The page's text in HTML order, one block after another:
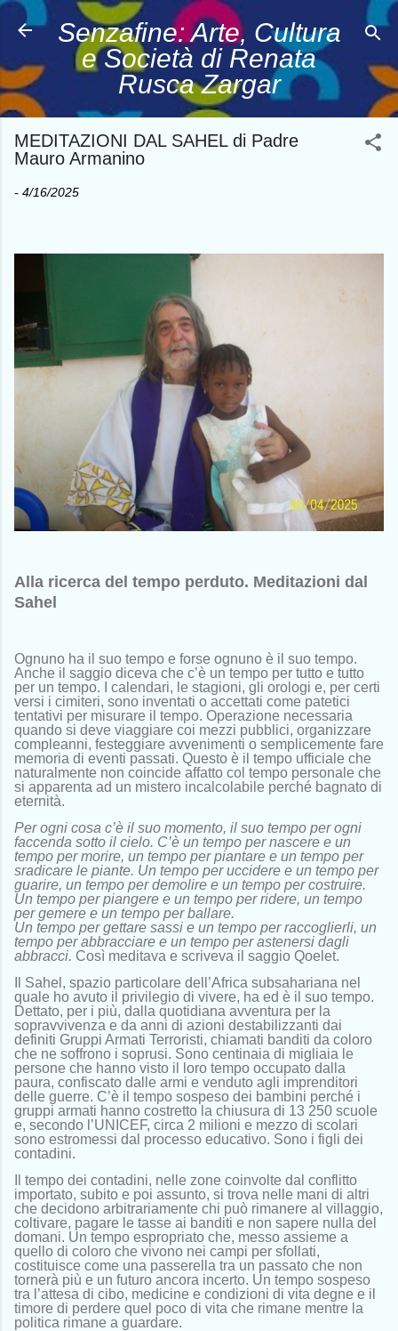
Passa ai contenuti principali
Senzafine: Arte, Cultura
e Società di Renata
Rusca Zargar
MEDITAZIONI DAL SAHEL di Padre
Mauro Armanino
- 4/16/2025
Alla ricerca del tempo perduto. Meditazioni dal
Sahel
Ognuno ha il suo tempo e forse ognuno è il suo tempo.
Anche il saggio diceva che c’è un tempo per tutto e tutto
per un tempo. I calendari, le stagioni, gli orologi e, per certi
versi i cimiteri, sono inventati o accettati come patetici
tentativi per misurare il tempo. Operazione necessaria
quando si deve viaggiare coi mezzi pubblici, organizzare
compleanni, festeggiare avvenimenti o semplicemente fare
memoria di eventi passati. Questo è il tempo ufficiale che
naturalmente non coincide affatto col tempo personale che
si apparenta ad un mistero incalcolabile perché bagnato di
eternità.
Per ogni cosa c’è il suo momento, il suo tempo per ogni
faccenda sotto il cielo. C’è un tempo per nascere e un
tempo per morire, un tempo per piantare e un tempo per
sradicare le piante. Un tempo per uccidere e un tempo per
guarire, un tempo per demolire e un tempo per costruire.
Un tempo per piangere e un tempo per ridere, un tempo
per gemere e un tempo per ballare.
Un tempo per gettare sassi e un tempo per raccoglierli, un
tempo per abbracciare e un tempo per astenersi dagli
abbracci. Così meditava e scriveva il saggio Qoelet.
Il Sahel, spazio particolare dell’Africa subsahariana nel
quale ho avuto il privilegio di vivere, ha ed è il suo tempo.
Dettato, per i più, dalla quotidiana avventura per la
sopravvivenza e da anni di azioni destabilizzanti dai
definiti Gruppi Armati Terroristi, chiamati banditi da coloro
che ne soffrono i soprusi. Sono centinaia di migliaia le
persone che hanno visto il loro tempo occupato dalla
paura, confiscato dalle armi e venduto agli imprenditori
delle guerre. C’è il tempo sospeso dei bambini perché i
gruppi armati hanno costretto la chiusura di 13 250 scuole
e, secondo l’UNICEF, circa 2 milioni e mezzo di scolari
sono estromessi dal processo educativo. Sono i figli dei
contadini.
Il tempo dei contadini, nelle zone coinvolte dal conflitto
importato, subito e poi assunto, si trova nelle mani di altri
che decidono arbitrariamente chi può rimanere al villaggio,
coltivare, pagare le tasse ai banditi e non sapere nulla del
domani. Un tempo espropriato che, messo assieme a
quello di coloro che vivono nei campi per sfollati,
costituisce come una passerella tra un passato che non
tornerà più e un futuro ancora incerto. Un tempo sospeso
tra l’attesa di cibo, medicine e condizioni di vita degne e il
timore di perdere quel poco di vita che rimane mentre la
politica rimane a guardare.